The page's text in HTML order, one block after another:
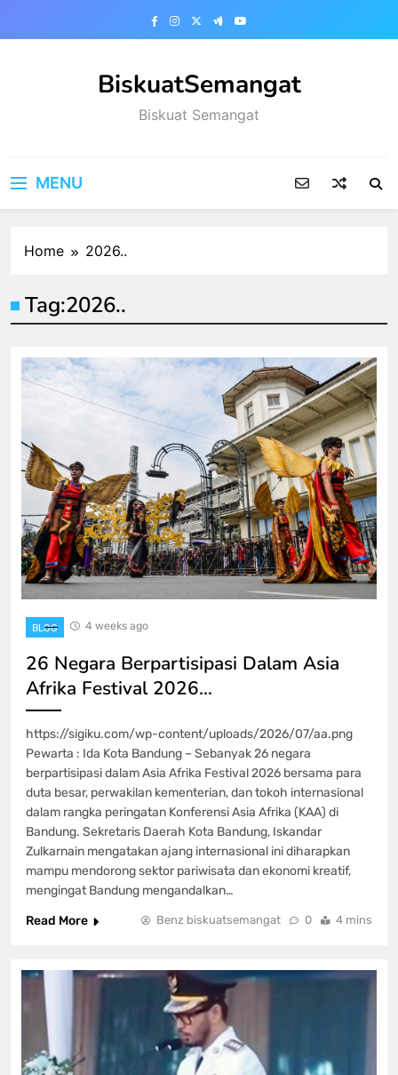
BiskuatSemangat
Biskuat Semangat
MENU
Home 2026..
Tag:2026..
BLOG 4 weeks ago
26 Negara Berpartisipasi Dalam Asia
Afrika Festival 2026…
https://sigiku.com/wp-content/uploads/2026/07/aa.png
Pewarta : Ida Kota Bandung – Sebanyak 26 negara
berpartisipasi dalam Asia Afrika Festival 2026 bersama para
duta besar, perwakilan kementerian, dan tokoh internasional
dalam rangka peringatan Konferensi Asia Afrika (KAA) di
Bandung. Sekretaris Daerah Kota Bandung, Iskandar
Zulkarnain mengatakan ajang internasional ini diharapkan
mampu mendorong sektor pariwisata dan ekonomi kreatif,
mengingat Bandung mengandalkan…
Read More
Benz biskuatsemangat 0 4 mins